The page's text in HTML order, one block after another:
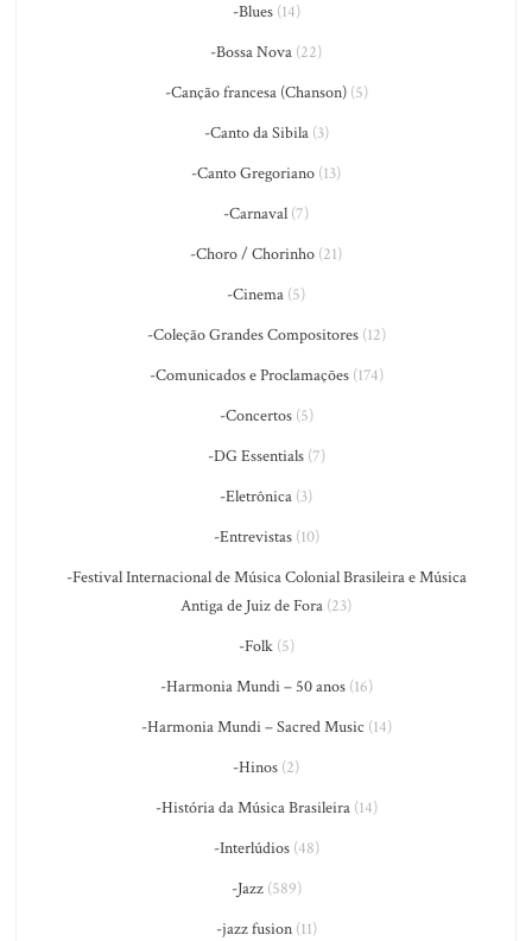
-Blues(14)
-Bossa Nova (22)
-Canção francesa (Chanson)(5)
-Canto da Sibila(3)
-Canto Gregoriano (13)
-Carnaval (7)
-Choro / Chorinho (21)
-Cinema (5)
-Coleção Grandes Compositores(12)
-Comunicados e Proclamações(174)
-Concertos(5)
-DG Essentials(7)
-Eletrônica (3)
-Entrevistas(10)
-Festival Internacional de Música Colonial Brasileira e Música
Antiga de Juiz de Fora (23)
-Folk(5)
-Harmonia Mundi – 50 anos(16)
-Harmonia Mundi – Sacred Music (14)
-Hinos (2)
-História da Música Brasileira(14)
-Interlúdios(48)
-Jazz(589)
-jazz fusion(11)